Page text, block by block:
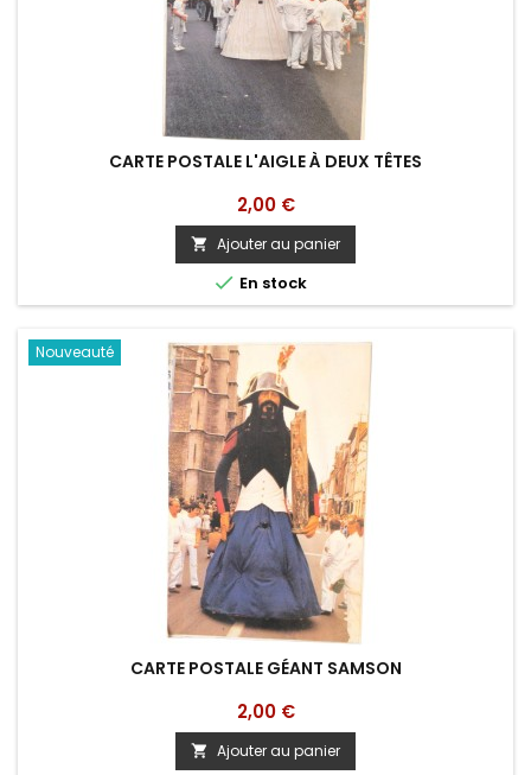
CARTE POSTALE L'AIGLE À DEUX TÊTES
Prix
2,00 €
 Ajouter au panier
 En stock
Nouveauté
CARTE POSTALE GÉANT SAMSON
Prix
2,00 €
 Ajouter au panier